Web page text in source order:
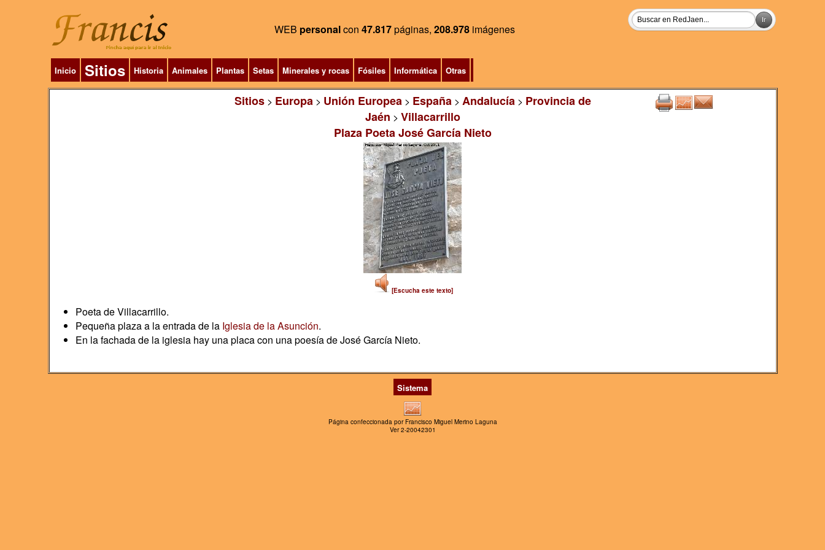
WEB personalcon 47.817páginas, 208.978 imágenes
Inicio Sitios Historia Animales Plantas Setas Minerales y rocas Fósiles Informática Otras
Sitios> Europa> Unión Europea> España> Andalucía> Provincia de
Jaén > Villacarrillo
Plaza Poeta José García Nieto
[Escucha este texto]
Poeta de Villacarrillo.
Pequeña plaza a la entrada de la Iglesia de la Asunción.
En la fachada de la iglesia hay una placa con una poesía de José García Nieto.
Sistema
Página confeccionada por Francisco Miguel Merino Laguna
Ver 2-20042301